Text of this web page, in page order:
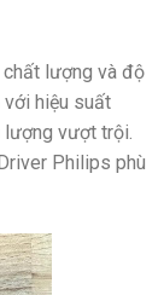
chất lượng và độ
hiệu suất
lượng vượt trội.
Philips phù